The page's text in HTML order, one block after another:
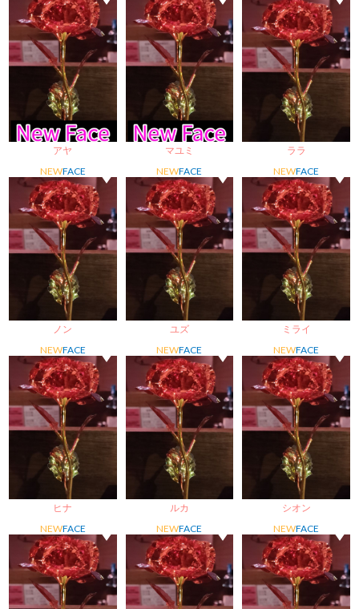
アヤ マユミ ララ
NEWFACE
ノン
NEWFACE
ユズ
NEWFACE
ミライ
NEWFACE
ヒナ
NEWFACE
ルカ
NEWFACE
シオン
NEWFACE NEWFACE NEWFACE